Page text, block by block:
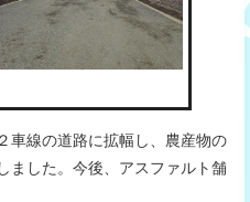
車線の道路に拡幅し、農産物の
ました。今後、アスファルト舗